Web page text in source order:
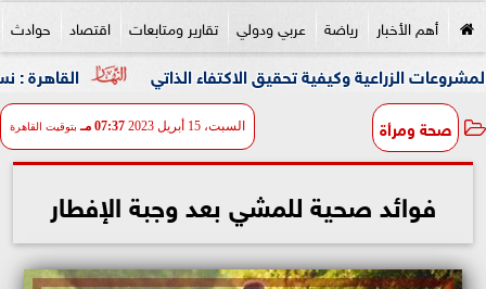
أهم الأخبار رياضة عربي ودولي تقارير ومتابعات اقتصاد حوادث
القاهرة : نسعى لشراكة وكيفية تحقيق الاكتفاء الذاتي
صحة ومرأة السبت، 15 أبريل 2023 07:37 مـ بتوقيت القاهرة
فوائد صحية للمشي بعد وجبة الإفطار